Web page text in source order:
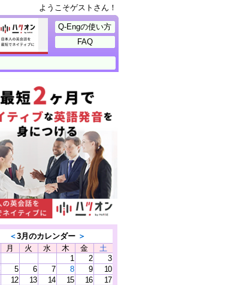
ようこそゲストさん！
Q-Engの使い方
FAQ
＜3月のカレンダー ＞
月 火 水 木 金
土
1
2
3
5 6 7 8 9
10
12 13 14 15 16
17